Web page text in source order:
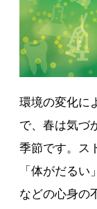
環境の変化に
で、春は気づ
季節です。ス
「体がだる
などの心身の